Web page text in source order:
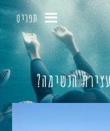
תפריט
הנשימה?